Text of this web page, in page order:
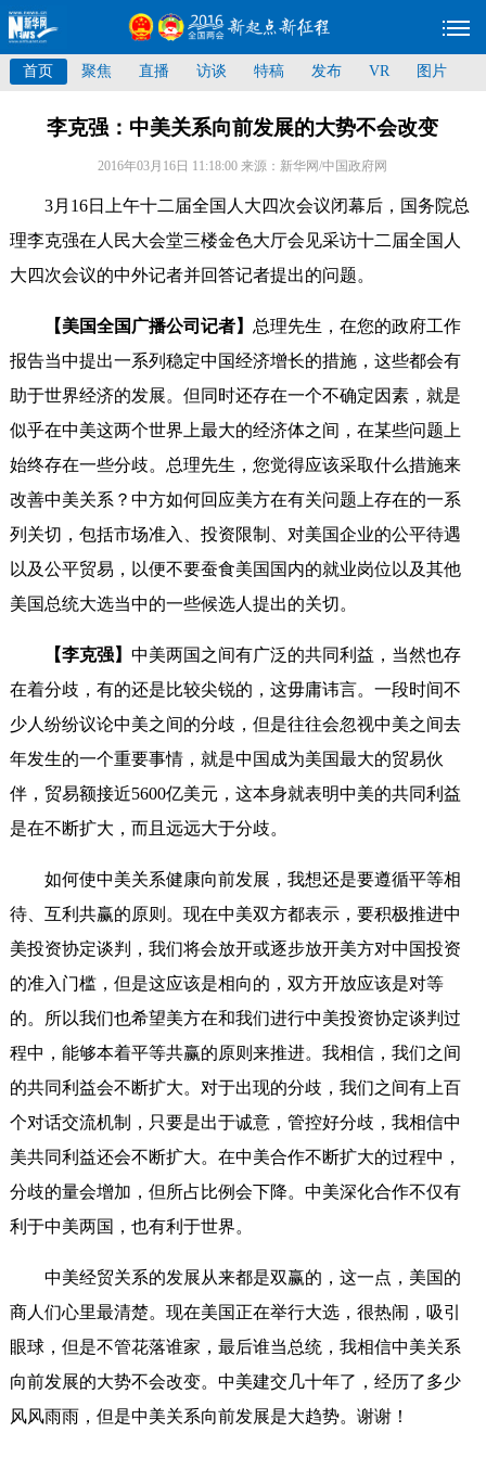
首页 聚焦 直播 访谈 特稿 发布 VR 图片
李克强：中美关系向前发展的大势不会改变
2016年03月16日 11:18:00来源：新华网/中国政府网
3月16日上午十二届全国人大四次会议闭幕后，国务院总
理李克强在人民大会堂三楼金色大厅会见采访十二届全国人
大四次会议的中外记者并回答记者提出的问题。
【美国全国广播公司记者】 总理先生，在您的政府工作
报告当中提出一系列稳定中国经济增长的措施，这些都会有
助于世界经济的发展。但同时还存在一个不确定因素，就是
似乎在中美这两个世界上最大的经济体之间，在某些问题上
始终存在一些分歧。总理先生，您觉得应该采取什么措施来
改善中美关系？中方如何回应美方在有关问题上存在的一系
列关切，包括市场准入、投资限制、对美国企业的公平待遇
以及公平贸易，以便不要蚕食美国国内的就业岗位以及其他
美国总统大选当中的一些候选人提出的关切。
【李克强】 中美两国之间有广泛的共同利益，当然也存
在着分歧，有的还是比较尖锐的，这毋庸讳言。一段时间不
少人纷纷议论中美之间的分歧，但是往往会忽视中美之间去
年发生的一个重要事情，就是中国成为美国最大的贸易伙
伴，贸易额接近5600亿美元，这本身就表明中美的共同利益
是在不断扩大，而且远远大于分歧。
如何使中美关系健康向前发展，我想还是要遵循平等相
待、互利共赢的原则。现在中美双方都表示，要积极推进中
美投资协定谈判，我们将会放开或逐步放开美方对中国投资
的准入门槛，但是这应该是相向的，双方开放应该是对等
的。所以我们也希望美方在和我们进行中美投资协定谈判过
程中，能够本着平等共赢的原则来推进。我相信，我们之间
的共同利益会不断扩大。对于出现的分歧，我们之间有上百
个对话交流机制，只要是出于诚意，管控好分歧，我相信中
美共同利益还会不断扩大。在中美合作不断扩大的过程中，
分歧的量会增加，但所占比例会下降。中美深化合作不仅有
利于中美两国，也有利于世界。
中美经贸关系的发展从来都是双赢的，这一点，美国的
商人们心里最清楚。现在美国正在举行大选，很热闹，吸引
眼球，但是不管花落谁家，最后谁当总统，我相信中美关系
向前发展的大势不会改变。中美建交几十年了，经历了多少
风风雨雨，但是中美关系向前发展是大趋势。谢谢！